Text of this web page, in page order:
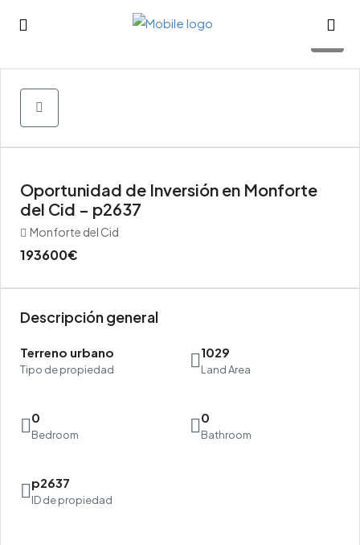
Oportunidad de Inversión en Monforte
del Cid – p2637
Monforte del Cid
193600€
Descripción general
Terreno urbano
Tipo de propiedad
1029
Land Area
0
Bedroom
0
Bathroom
p2637
ID de propiedad